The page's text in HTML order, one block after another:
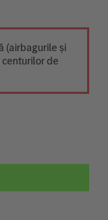
(airbagurile și
de